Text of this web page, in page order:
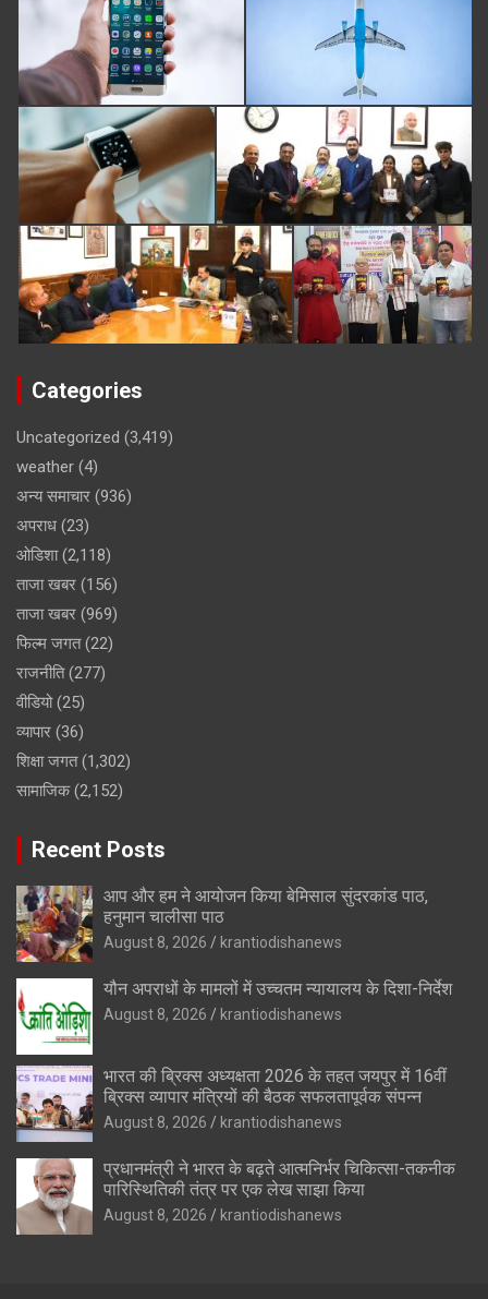
Categories
Uncategorized (3,419)
weather (4)
अन्य समाचार (936)
अपराध (23)
ओडिशा(2,118)
ताजा खबर (156)
ताजा खबर (969)
फिल्म जगत(22)
राजनीति(277)
वीडियो(25)
व्यापार (36)
शिक्षा जगत(1,302)
सामाजिक(2,152)
Recent Posts
आप और हम ने आयोजन किया बेमिसाल सुंदरकांड पाठ,
हनुमान चालीसा पाठ
August 8, 2026 krantiodishanews
यौन अपराधों के मामलों में उच्चतम न्यायालय के दिशा-निर्देश
August 8, 2026 krantiodishanews
भारत की ब्रिक्‍स अध्यक्षता 2026 के तहत जयपुर में 16वीं
ब्रिक्‍स व्यापार मंत्रियों की बैठक सफलतापूर्वक संपन्न
August 8, 2026 krantiodishanews
प्रधानमंत्री ने भारत के बढ़ते आत्मनिर्भर चिकित्सा-तकनीक
पारिस्थितिकी तंत्र पर एक लेख साझा किया
August 8, 2026 krantiodishanews